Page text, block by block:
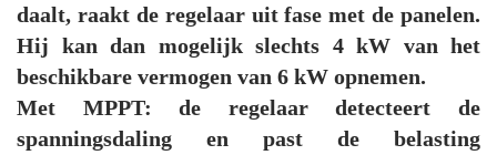
daalt, raakt de regelaar uit fase met de panelen.
Hij kan dan mogelijk slechts 4 kW van het
beschikbare vermogen van 6 kW opnemen.
Met MPPT: de regelaar detecteert de
spanningsdaling en past de belasting